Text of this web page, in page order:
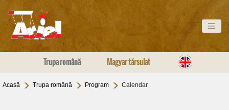
Trupa română Magyar társulat
Acasă Trupa română Program Calendar